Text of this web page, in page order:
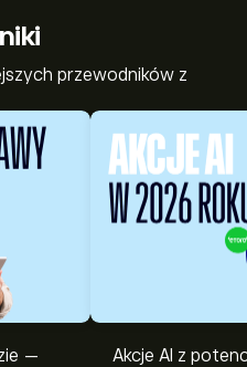
przewodników z
—
Akcje AI z